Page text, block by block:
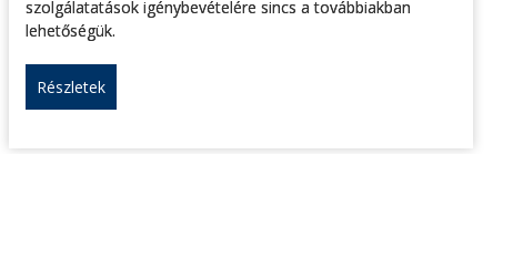
szolgálatatások igénybevételére sincs a továbbiakban
lehetőségük.
Részletek